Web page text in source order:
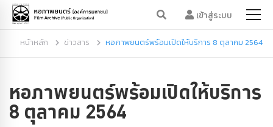
เข้าสู่ระบบ
หน้าหลัก ข่าวสาร หอภาพยนตร์พร้อมเปิดให้บริการ 8 ตุลาคม 2564
หอภาพยนตร์พร้อมเปิดให้บริการ
8 ตุลาคม 2564